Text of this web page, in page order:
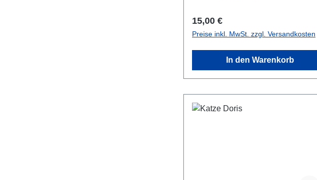
Regulärer Preis:
15,00 €
Preise inkl. MwSt. zzgl. Versandkosten
In den Warenkorb